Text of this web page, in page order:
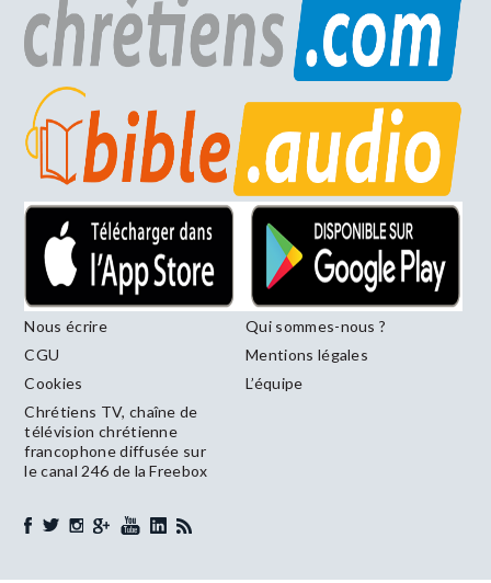
Nous écrire
Qui sommes-nous ?
CGU
Mentions légales
Cookies
L’équipe
Chrétiens TV, chaîne de
télévision chrétienne
francophone diffusée sur
le canal 246 de la Freebox